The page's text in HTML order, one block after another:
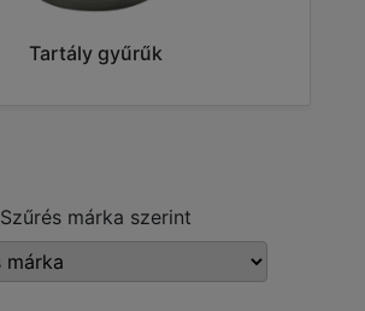
Tartály gyűrűk
Szűrés márka szerint